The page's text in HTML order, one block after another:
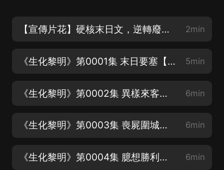
【宣傳片花】硬核末日文，逆轉廢土，硬剛喪屍【求五星評價】 2min
《生化黎明》第0001集 末日要塞【求訂閱】 5min
《生化黎明》第0002集 異樣來客【求訂閱】 6min
《生化黎明》第0003集 喪屍圍城【求訂閱】 6min
《生化黎明》第0004集 臆想勝利【求訂閱】 6min